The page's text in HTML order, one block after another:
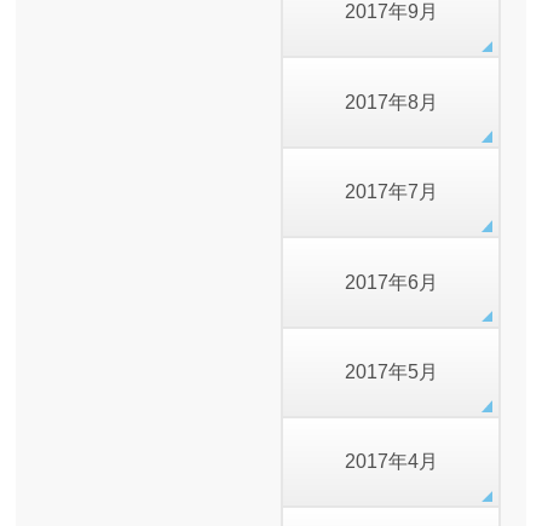
2017年9月
2017年8月
2017年7月
2017年6月
2017年5月
2017年4月